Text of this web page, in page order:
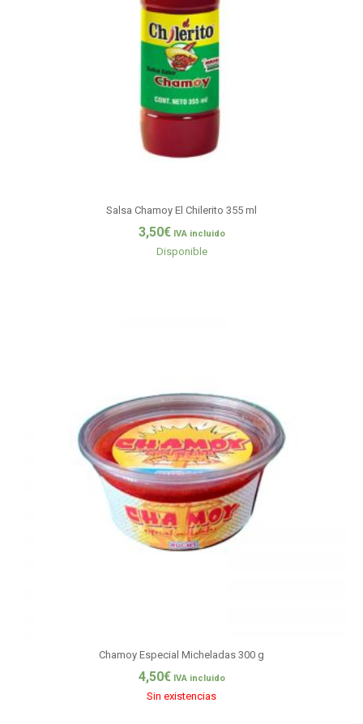
Salsa Chamoy El Chilerito 355 ml
3,50€ IVA incluido
Disponible
Chamoy Especial Micheladas 300 g
4,50€ IVA incluido
Sin existencias